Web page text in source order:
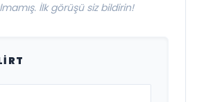
İlk görüşü siz bildirin!